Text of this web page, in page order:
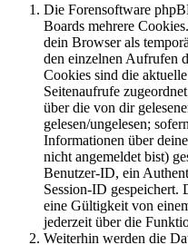
Die Forensoftware
Boards mehrere
dein Browser als
den einzelnen Aufrufen
Cookies sind die
Seitenaufrufe
über die von dir
gelesen/ungelesen;
Informationen über
nicht angemeldet bist)
Benutzer-ID, ein
Session-ID gespeichert.
eine Gültigkeit von
jederzeit über die
Weiterhin werden die